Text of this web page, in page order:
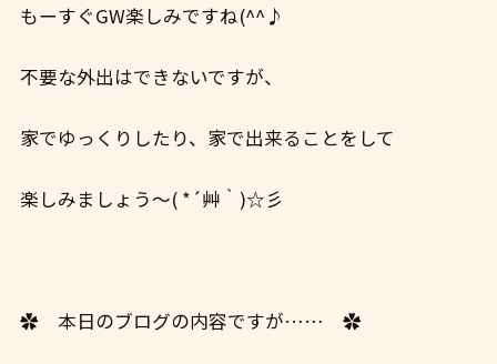
もーすぐGW楽しみですね(^^♪
不要な外出はできないですが、
家でゆっくりしたり、家で出来ることをして
楽しみましょう～( *´艸｀)☆彡
✿ 本日のブログの内容ですが…… ✿